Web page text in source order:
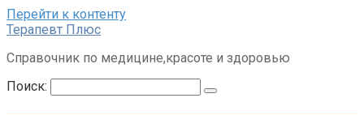
Перейти к контенту
Терапевт Плюс
Справочник по медицине,красоте и здоровью
Поиск: